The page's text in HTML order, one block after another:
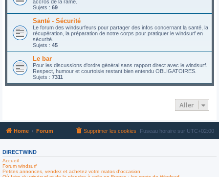
accros de la rame.
Sujets : 69
Santé - Sécurité
Le forum des windsurfeurs pour partager des infos concernant la santé, la
récupération, la préparation de notre corps pour pratiquer le windsurf en
sécurité.
Sujets : 45
Le bar
Pour les discussions d'ordre général sans rapport direct avec le windsurf.
Respect, humour et courtoisie restant bien entendu OBLIGATOIRES.
Sujets : 7311
Aller
Home Forum Fuseau horaire sur UTC+02:00
Supprimer les cookies
DIRECTWIND
Accueil
Forum windsurf
Petites annonces, vendez et achetez votre matos d'occasion